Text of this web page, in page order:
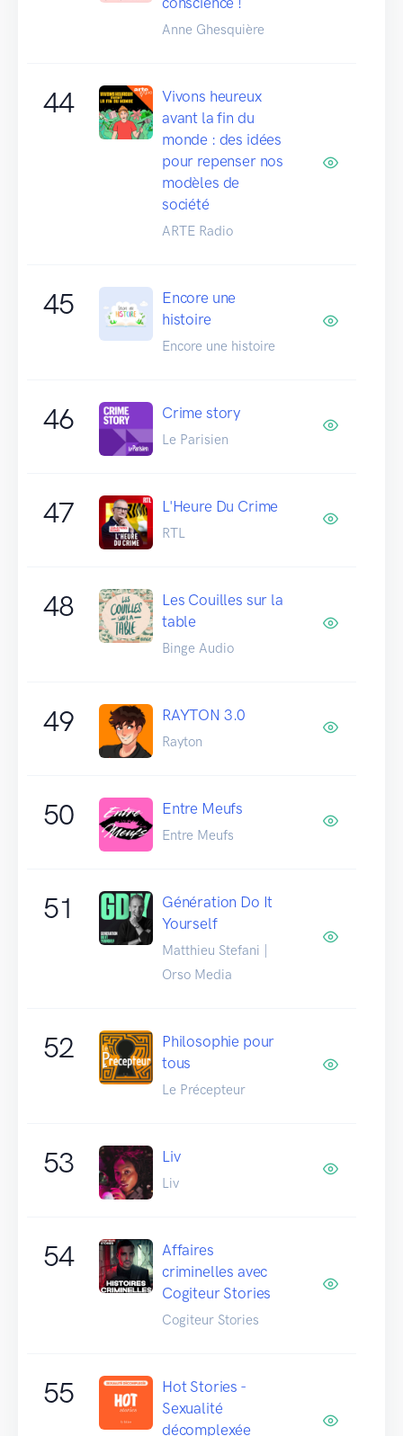
Anne Ghesquière
44
Vivons heureux
avant la fin du
monde : des idées
pour repenser nos
modèles de
société
ARTE Radio
45
Encore une
histoire
Encore une histoire
46 Crime story
Le Parisien
47 L'Heure Du Crime
RTL
48
Les Couilles sur la
table
Binge Audio
49 RAYTON 3.0
Rayton
50 Entre Meufs
Entre Meufs
51
Génération Do It
Yourself
Matthieu Stefani |
Orso Media
52
Philosophie pour
tous
Le Précepteur
53 Liv
Liv
54
Affaires
criminelles avec
Cogiteur Stories
Cogiteur Stories
55
Hot Stories -
Sexualité
décomplexée